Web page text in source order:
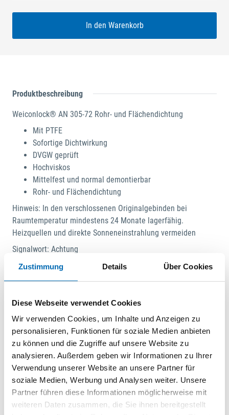
Zustimmung Details Über Cookies
Diese Webseite verwendet Cookies
Wir verwenden Cookies, um Inhalte und Anzeigen zu
personalisieren, Funktionen für soziale Medien anbieten
zu können und die Zugriffe auf unsere Website zu
analysieren. Außerdem geben wir Informationen zu Ihrer
Verwendung unserer Website an unsere Partner für
soziale Medien, Werbung und Analysen weiter. Unsere
Partner führen diese Informationen möglicherweise mit
weiteren Daten zusammen, die Sie ihnen bereitgestellt
In den Warenkorb
Produktbeschreibung
Weiconlock® AN 305-72 Rohr- und Flächendichtung
Mit PTFE
Sofortige Dichtwirkung
DVGW geprüft
Hochviskos
Mittelfest und normal demontierbar
Rohr- und Flächendichtung
Hinweis: In den verschlossenen Originalgebinden bei
Raumtemperatur mindestens 24 Monate lagerfähig.
Heizquellen und direkte Sonneneinstrahlung vermeiden
Signalwort: Achtung
Gefahrenhinweise:
Hautreizungen;H335: Kann die Atemwege reizen
Dokumente
Datenblatt
PDF